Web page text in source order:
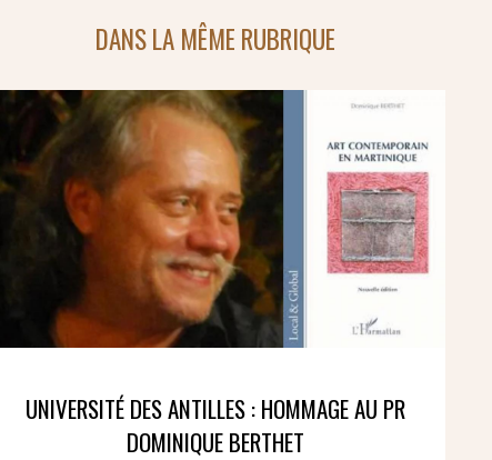
DANS LA MÊME RUBRIQUE
UNIVERSITÉ DES ANTILLES : HOMMAGE AU PR
DOMINIQUE BERTHET